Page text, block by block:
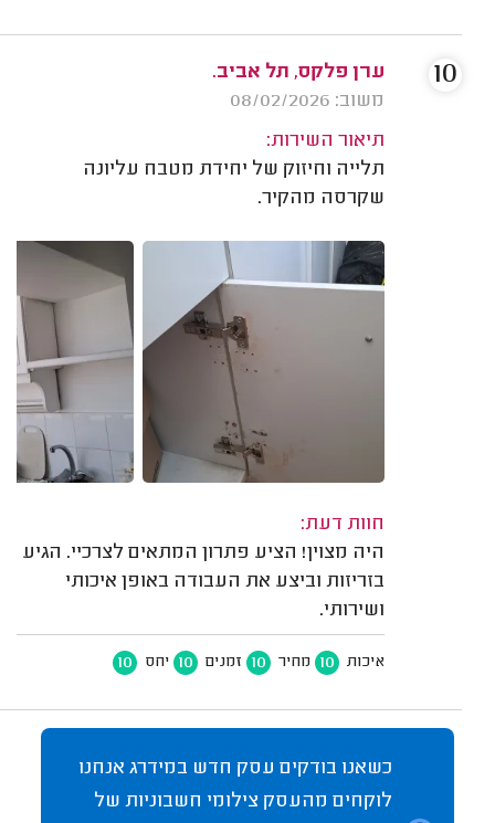
ערן פלקס, תל אביב.
משוב: 08/02/2026
תיאור השירות:
תלייה וחיזוק של יחידת מטבח עליונה
שקרסה מהקיר.
חוות דעת:
היה מצוין! הציע פתרון המתאים לצרכיי. הגיע
בזריזות וביצע את העבודה באופן איכותי
ושירותי.
איכות 10 מחיר 10 זמנים 10 יחס 10
10
כשאנו בודקים עסק חדש במידרג אנחנו
לוקחים מהעסק צילומי חשבוניות של